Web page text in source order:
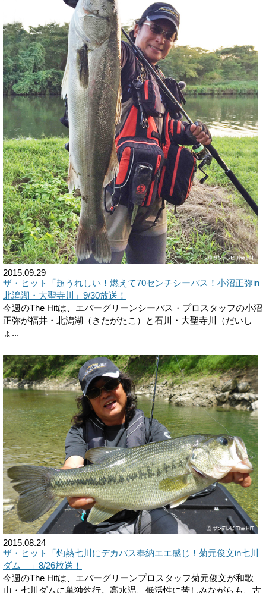
2015.09.29
ザ・ヒット「超うれしい！燃えて70センチシーバス！小沼正弥in
北潟湖・大聖寺川」9/30放送！
今週のThe Hitは、エバーグリーンシーバス・プロスタッフの小沼
正弥が福井・北潟湖（きたがたこ）と石川・大聖寺川（だいし
ょ...
2015.08.24
ザ・ヒット「灼熱七川にデカバス奉納エエ感じ！菊元俊文in七川
ダム 」8/26放送！
今週のThe Hitは、エバーグリーンプロスタッフ菊元俊文が和歌
山・七川ダムに単独釣行。高水温、低活性に苦しみながらも、古